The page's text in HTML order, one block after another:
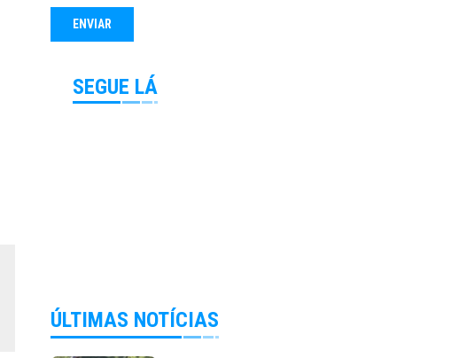
SEGUE LÁ
ÚLTIMAS NOTÍCIAS